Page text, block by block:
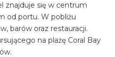
znajduje się w centrum
od portu. W pobliżu
barów oraz restauracji.
na plażę Coral Bay